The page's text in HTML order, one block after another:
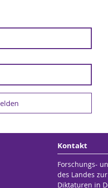
Kontakt
Forschungs-
des Landes
Diktaturen in